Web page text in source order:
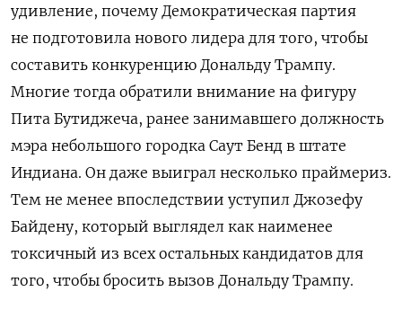
удивление, почему Демократическая партия
не подготовила нового лидера для того, чтобы
составить конкуренцию Дональду Трампу.
Многие тогда обратили внимание на фигуру
Пита Бутиджеча, ранее занимавшего должность
мэра небольшого городка Саут Бенд в штате
Индиана. Он даже выиграл несколько праймериз.
Тем не менее впоследствии уступил Джозефу
Байдену, который выглядел как наименее
токсичный из всех остальных кандидатов для
того, чтобы бросить вызов Дональду Трампу.